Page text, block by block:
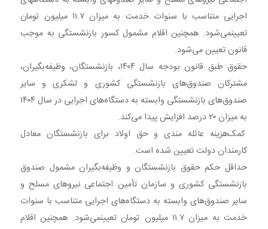
اجرایی متناسب با سنوات خدمت به میزان ۱۱.۷ میلیون تومان
تعیینمی‌شود. همچنین اقلام مشمول کسور بازنشستگی به موجب
قانون تعیین می‌شود.
حقوق طبق قانون بودجه سال ۱۴۰۴، بازنشستگان، وظیفه‌بگیران،
مشترکان صندوق‌های بازنشستگی کشوری و لشکری و سایر
صندوق‌های بازنشستگی وابسته به دستگاه‌های اجرایی در سال ۱۴۰۴
به میزان ۲۰ درصد افزایش پیدا می‌کند.
کمک‌هزینه عائله مندی و حق اولاد برای بازنشستگان معادل
کارمندان دولت تعیین شده است.
حداقل حکم حقوق بازنشستگان و وظیفه‌بگیران مشمول صندوق
بازنشستگی کشوری و سازمان تأمین اجتماعی نیروهای مسلح و
سایر صندوق‌های وابسته به دستگاه‌های اجرایی متناسب با سنوات
خدمت به میزان ۱۱.۷ میلیون تومان تعیینمی‌شود. همچنین اقلام